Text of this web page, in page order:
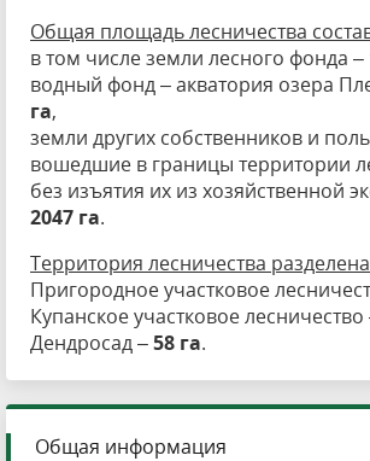
Общая площадь лесничества
в том числе земли лесного фонда –
водный фонд – акватория озера
га,
земли других собственников и
вошедшие в границы территории
без изъятия их из хозяйственной
2047 га.
Территория лесничества
Пригородное участковое
Купанское участковое лесничество
Дендросад –58 га.
Общая информация